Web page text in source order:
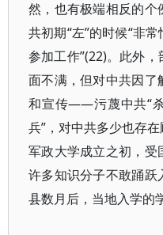
然，也有极端相反的个
共初期“左”的时候“非
参加工作”(22)。此外
面不满，但对中共因
和宣传——污蔑中共“
兵”，对中共多少也存
军政大学成立之初，受
许多知识分子不敢踊
县数月后，当地入学的